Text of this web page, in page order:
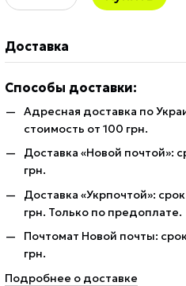
Доставка
Способы доставки:
Адресная доставка по
стоимость от 100 грн.
Доставка «Новой почтой»:
грн.
Доставка «Укрпочтой»:
грн. Только по предоплате.
Почтомат Новой почты:
грн.
Подробнее о доставке